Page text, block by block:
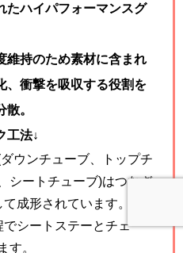
たハイパフォーマンスグ
持のため素材に含まれ
、衝撃を吸収する役割を
。
工法↓
ウンチューブ、トップチ
シートチューブ)はつなぎ
成形されています。
でシートステーとチェー
す。